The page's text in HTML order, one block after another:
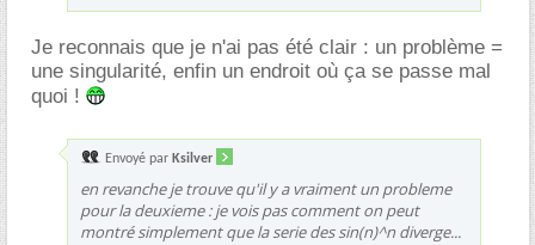
Je reconnais que je n'ai pas été clair : un problème =
une singularité, enfin un endroit où ça se passe mal
quoi !
Envoyé par Ksilver
en revanche je trouve qu'il y a vraiment un probleme
pour la deuxieme : je vois pas comment on peut
montré simplement que la serie des sin(n)^n diverge...